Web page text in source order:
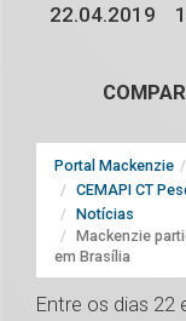
22.04.2019
Portal Mackenzie
CEMAPI CT
Notícias
Mackenzie
em Brasília
Entre os dias 22